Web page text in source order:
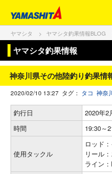
ヤマシタ ヤマシタ釣果情報BLOG
ヤマシタ釣果情報
神奈川県その他陸釣り釣果情
2020/02/10 13:27 タグ： タコ 神奈
釣行日
2020年2
時間
19:30～
使用タックル
ロッド
リール
ライン